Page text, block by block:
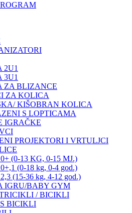
2U1
3U1
ZA BLIZANCE
ZA KOLICA
KIŠOBRAN KOLICA
S LOPTICAMA
IGRAČKE
PROJEKTORI I VRTULJCI
(0-13 KG, 0-15 MJ.)
(0-18 kg, 0-4 god.)
(15-36 kg, 4-12 god.)
IGRU/BABY GYM
/ BICIKLI
BICIKLI